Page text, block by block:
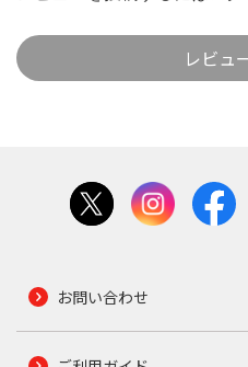
レビュ
お問い合わせ